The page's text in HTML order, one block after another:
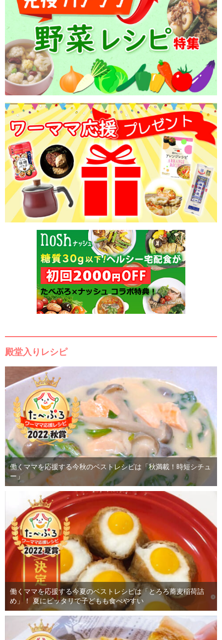
殿堂入りレシピ
働くママを応援する今秋のベストレシピは「秋満載！時短シチュ
ー」
働くママを応援する今夏のベストレシピは「とろろ蕎麦稲荷詰
め」！ 夏にピッタリで子どもも食べやすい